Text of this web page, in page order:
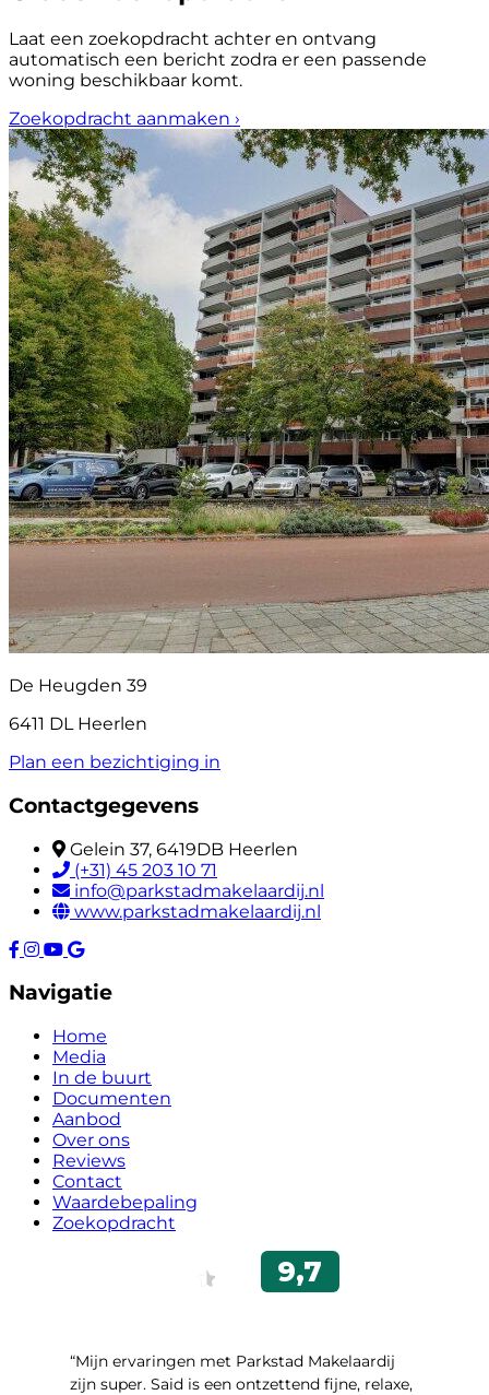
Laat een zoekopdracht achter en ontvang
automatisch een bericht zodra er een passende
woning beschikbaar komt.
Zoekopdracht aanmaken ›
De Heugden 39
6411 DL Heerlen
Plan een bezichtiging in
Contactgegevens
Gelein 37, 6419DB Heerlen
(+31) 45 203 10 71
info@parkstadmakelaardij.nl
www.parkstadmakelaardij.nl
Navigatie
Home
Media
In de buurt
Documenten
Aanbod
Over ons
Reviews
Contact
Waardebepaling
Zoekopdracht
“Mijn ervaringen met Parkstad Makelaardij
zijn super. Said is een ontzettend fijne, relaxe,